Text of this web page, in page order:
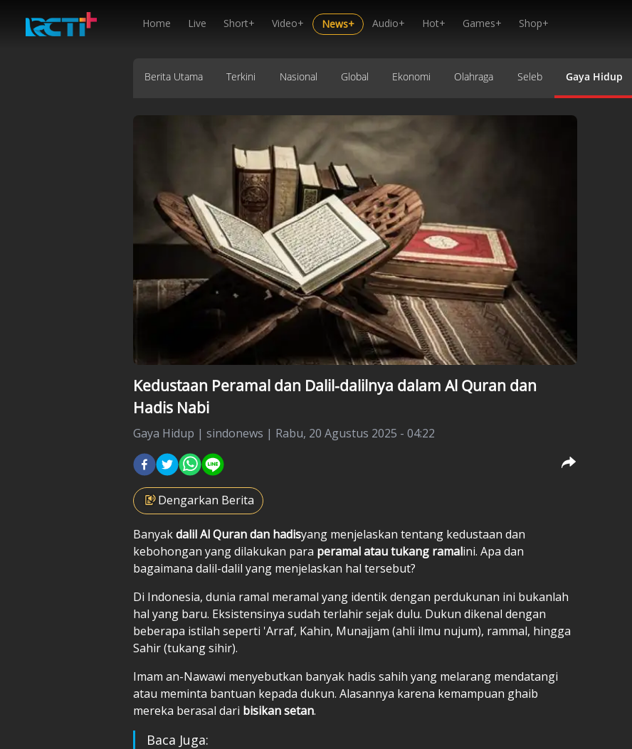
Home Live Short+ Video+ News+ Audio+ Hot+ Games+ Shop+
Berita Utama Terkini Nasional Global Ekonomi Olahraga Seleb Gaya Hidup
Kedustaan Peramal dan Dalil-dalilnya dalam Al Quran dan
Hadis Nabi
Gaya Hidup | sindonews | Rabu, 20 Agustus 2025 - 04:22
Dengarkan Berita
Banyakdalil Al Quran dan hadisyang menjelaskan tentang kedustaan dan
kebohongan yang dilakukan para peramal atau tukang ramalini. Apa dan
bagaimana dalil-dalil yang menjelaskan hal tersebut?
Di Indonesia, dunia ramal meramal yang identik dengan perdukunan ini bukanlah
hal yang baru. Eksistensinya sudah terlahir sejak dulu. Dukun dikenal dengan
beberapa istilah seperti 'Arraf, Kahin, Munajjam (ahli ilmu nujum), rammal, hingga
Sahir (tukang sihir).
Imam an-Nawawi menyebutkan banyak hadis sahih yang melarang mendatangi
atau meminta bantuan kepada dukun. Alasannya karena kemampuan ghaib
mereka berasal dari bisikan setan.
Baca Juga: